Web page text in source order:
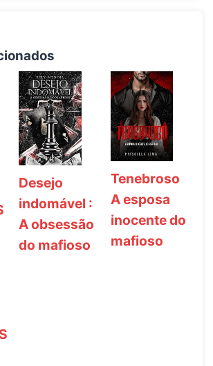
Desejo
indomável :
A obsessão
do mafioso
Tenebroso
A esposa
inocente do
mafioso